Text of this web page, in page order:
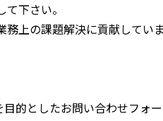
下さい。
上の課題解決に貢献していま
的としたお問い合わせフォ